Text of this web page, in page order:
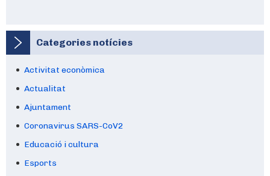
Categories notícies
Activitat econòmica
Actualitat
Ajuntament
Coronavirus SARS-CoV2
Educació i cultura
Esports